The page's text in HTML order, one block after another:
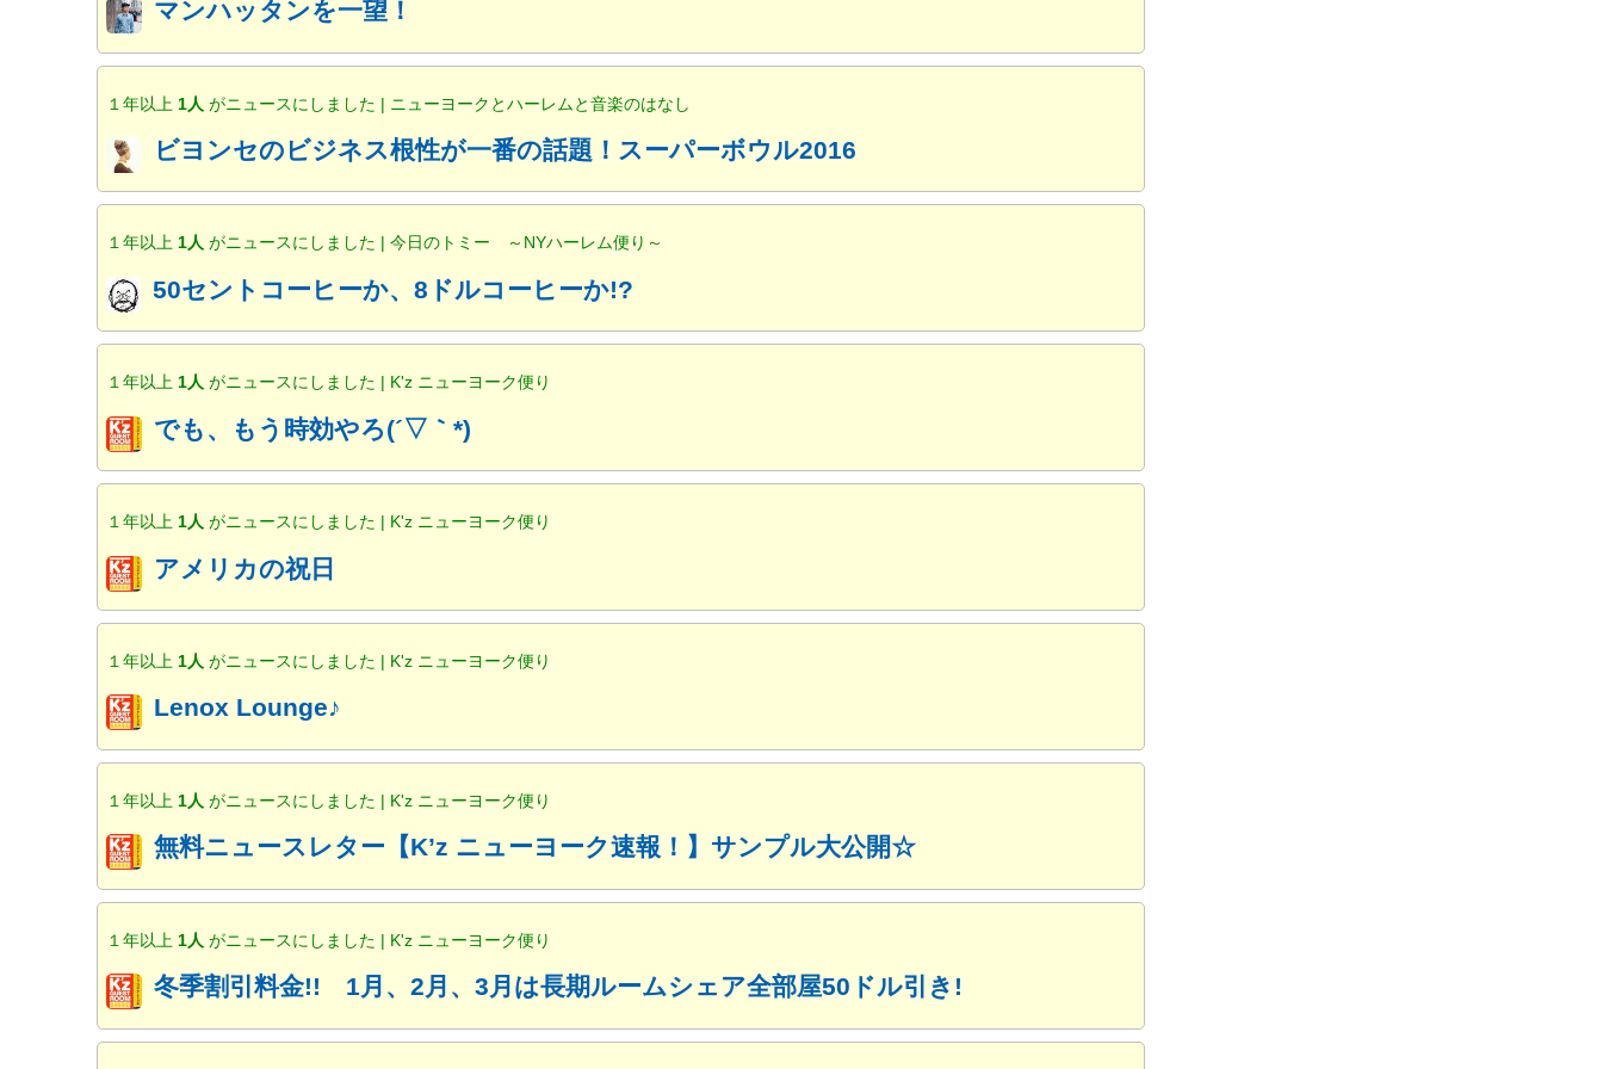
マンハッタンを一望！
１年以上 1人がニュースにしました | ニューヨークとハーレムと音楽のはなし
ビヨンセのビジネス根性が一番の話題！スーパーボウル2016
１年以上1人がニュースにしました | 今日のトミー ～NYハーレム便り～
50セントコーヒーか、8ドルコーヒーか!?
１年以上1人がニュースにしました | K'z ニューヨーク便り
でも、もう時効やろ(´▽｀*)
１年以上 1人がニュースにしました | K'z ニューヨーク便り
アメリカの祝日
１年以上 1人がニュースにしました | K'z ニューヨーク便り
Lenox Lounge♪
１年以上 1人がニュースにしました | K'z ニューヨーク便り
無料ニュースレター【K’z ニューヨーク速報！】サンプル大公開☆
１年以上 1人がニュースにしました | K'z ニューヨーク便り
冬季割引料金!! 1月、2月、3月は長期ルームシェア全部屋50ドル引き!